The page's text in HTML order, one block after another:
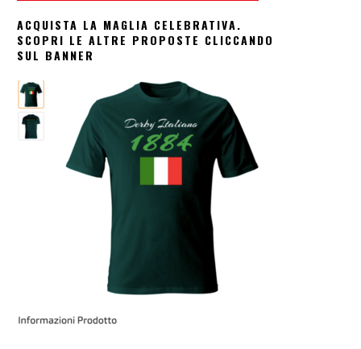
ACQUISTA LA MAGLIA CELEBRATIVA.
SCOPRI LE ALTRE PROPOSTE CLICCANDO
SUL BANNER